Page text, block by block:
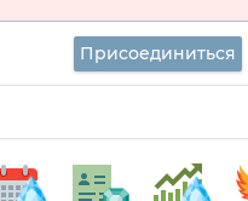
Присоединиться